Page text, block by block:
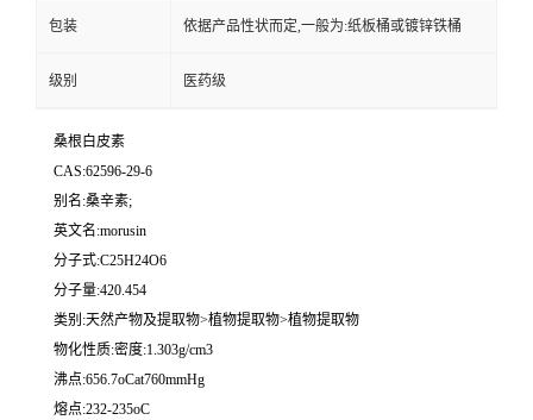
包装 依据产品性状而定,一般为:纸板桶或镀锌铁桶
级别 医药级
桑根白皮素
CAS:62596-29-6
别名:桑辛素;
英文名:morusin
分子式:C25H24O6
分子量:420.454
类别:天然产物及提取物>植物提取物>植物提取物
物化性质:密度:1.303g/cm3
沸点:656.7oCat760mmHg
熔点:232-235oC